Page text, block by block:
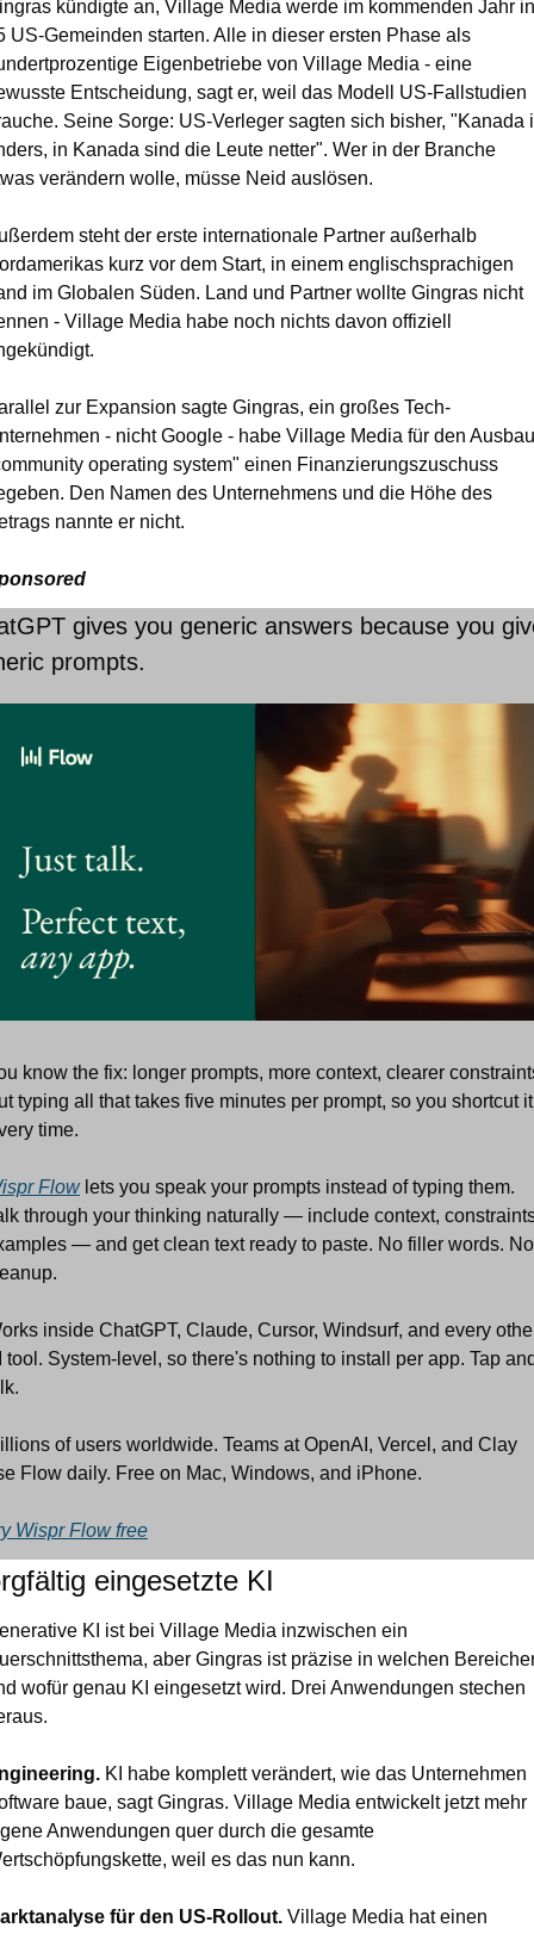
kündigte an, Village Media werde im kommenden Jahr in
US-Gemeinden starten. Alle in dieser ersten Phase als
Eigenbetriebe von Village Media - eine
Entscheidung, sagt er, weil das Modell US-Fallstudien
Seine Sorge: US-Verleger sagten sich bisher, "Kanada
in Kanada sind die Leute netter". Wer in der Branche
verändern wolle, müsse Neid auslösen.
steht der erste internationale Partner außerhalb
kurz vor dem Start, in einem englischsprachigen
im Globalen Süden. Land und Partner wollte Gingras nicht
- Village Media habe noch nichts davon offiziell
zur Expansion sagte Gingras, ein großes Tech-
- nicht Google - habe Village Media für den Ausbau
operating system" einen Finanzierungszuschuss
Den Namen des Unternehmens und die Höhe des
nannte er nicht.
gives you generic answers because you
prompts.
know the fix: longer prompts, more context, clearer
typing all that takes five minutes per prompt, so you shortcut
time.
Flow lets you speak your prompts instead of typing them.
through your thinking naturally — include context,
— and get clean text ready to paste. No filler words. No
inside ChatGPT, Claude, Cursor, Windsurf, and every
tool. System-level, so there's nothing to install per app. Tap
of users worldwide. Teams at OpenAI, Vercel, and Clay
Flow daily. Free on Mac, Windows, and iPhone.
Wispr Flow free
eingesetzte KI
KI ist bei Village Media inzwischen ein
aber Gingras ist präzise in welchen
wofür genau KI eingesetzt wird. Drei Anwendungen stechen
KI habe komplett verändert, wie das Unternehmen
baue, sagt Gingras. Village Media entwickelt jetzt mehr
Anwendungen quer durch die gesamte
weil es das nun kann.
für den US-Rollout. Village Media hat einen